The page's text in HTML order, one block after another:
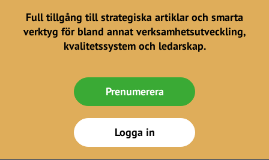
Full tillgång till strategiska artiklar och smarta
verktyg för bland annat verksamhetsutveckling,
kvalitetssystem och ledarskap.
Prenumerera
Logga in